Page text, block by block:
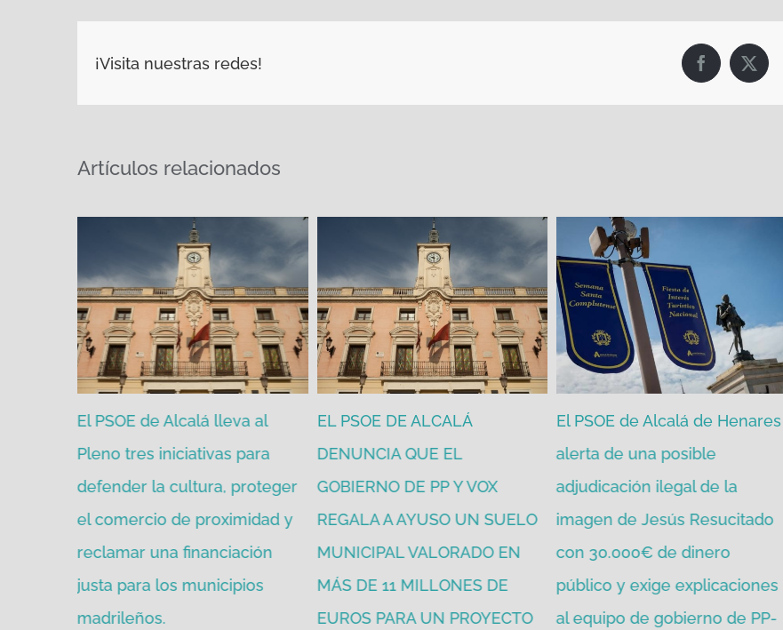
¡Visita nuestras redes! Facebook
X
Artículos relacionados
El PSOE de Alcalá lleva al
Pleno tres iniciativas para
defender la cultura, proteger
el comercio de proximidad y
reclamar una financiación
justa para los municipios
madrileños.
EL PSOE DE ALCALÁ
DENUNCIA QUE EL
GOBIERNO DE PP Y VOX
REGALA A AYUSO UN SUELO
MUNICIPAL VALORADO EN
MÁS DE 11 MILLONES DE
EUROS PARA UN PROYECTO
El PSOE de Alcalá de Henares
alerta de una posible
adjudicación ilegal de la
imagen de Jesús Resucitado
con 30.000€ de dinero
público y exige explicaciones
al equipo de gobierno de PP-